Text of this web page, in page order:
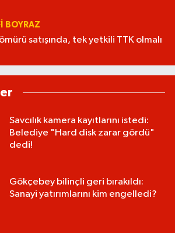
BOYRAZ
satışında, tek yetkili TTK olmalı
Savcılık kamera kayıtlarını istedi:
Belediye "Hard disk zarar gördü"
dedi!
Gökçebey bilinçli geri bırakıldı:
Sanayi yatırımlarını kim engelledi?